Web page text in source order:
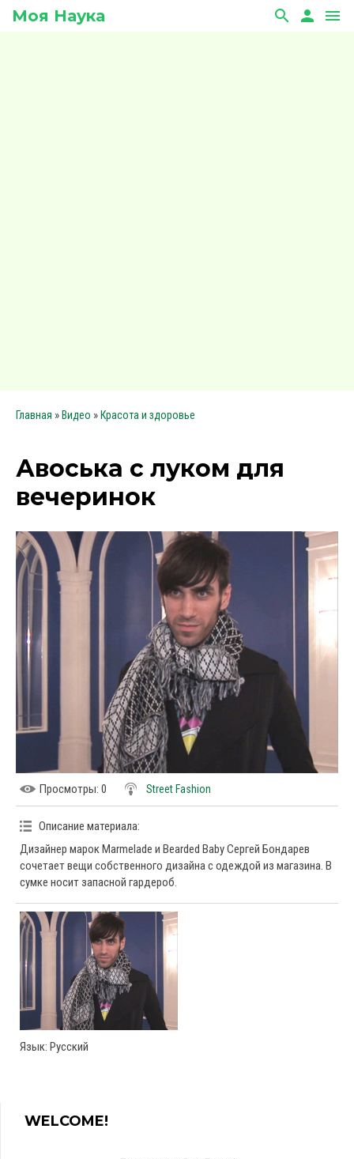
Моя Наука search person menu
Главная » Видео » Красота и здоровье
Авоська с луком для
вечеринок
Просмотры: 0 Street Fashion
Описание материала:
Дизайнер марок Marmelade и Bearded Baby Сергей Бондарев
сочетает вещи собственного дизайна с одеждой из магазина. В
сумке носит запасной гардероб.
Язык: Русский
WELCOME!